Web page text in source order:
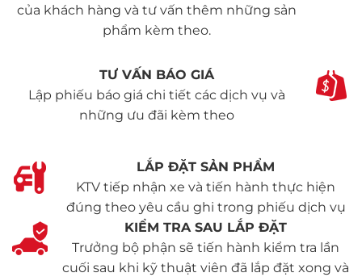
của khách hàng và tư vấn thêm những sản
phẩm kèm theo.
TƯ VẤN BÁO GIÁ
Lập phiếu báo giá chi tiết các dịch vụ và
những ưu đãi kèm theo
LẮP ĐẶT SẢN PHẨM
KTV tiếp nhận xe và tiến hành thực hiện
đúng theo yêu cầu ghi trong phiếu dịch vụ
KIỂM TRA SAU LẮP ĐẶT
Trưởng bộ phận sẽ tiến hành kiểm tra lần
cuối sau khi kỹ thuật viên đã lắp đặt xong và